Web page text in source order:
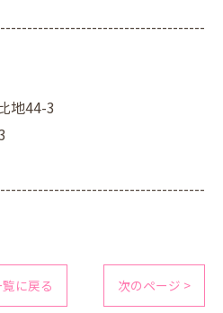
地44-3
に戻る 次のページ >